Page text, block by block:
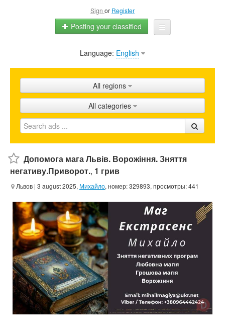
Sign or Register
Posting your classified
Home
Shops
Promotion
FAQ
Blog
Language: English
All regions
All categories
Допомога мага Львів. Ворожіння. Зняття
негативу.Пpиворот., 1 грив
Львов | 3 august 2025, Михайло, номер: 329893, просмотры: 441